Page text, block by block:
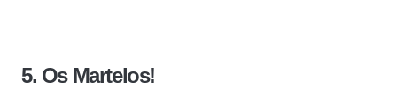
5. Os Martelos!